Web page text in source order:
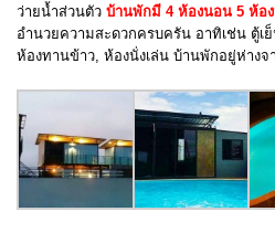
ว่ายน้ำส่วนตัว บ้านพักมี 4 ห้องนอน 5 ห้อ
อำนวยความสะดวกครบครัน อาทิเช่น ตู้เ
ห้องทานข้าว, ห้องนั่งเล่น บ้านพักอยู่ห่างจ